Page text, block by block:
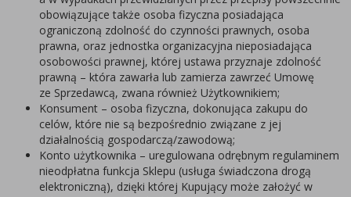
obowiązujące także osoba fizyczna posiadająca
ograniczoną zdolność do czynności prawnych, osoba
prawna, oraz jednostka organizacyjna nieposiadająca
osobowości prawnej, której ustawa przyznaje zdolność
prawną – która zawarła lub zamierza zawrzeć Umowę
ze Sprzedawcą, zwana również Użytkownikiem;
Konsument – osoba fizyczna, dokonująca zakupu do
celów, które nie są bezpośrednio związane z jej
działalnością gospodarczą/zawodową;
Konto użytkownika – uregulowana odrębnym regulaminem
nieodpłatna funkcja Sklepu (usługa świadczona drogą
elektroniczną), dzięki której Kupujący może założyć w